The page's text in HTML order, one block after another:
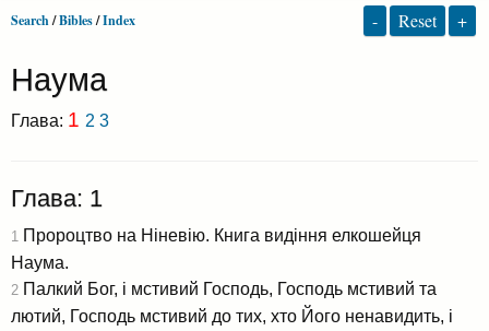
Search/Bibles/Index - Reset +
Наума
Глава: 1 2 3
Глава: 1
1 Пророцтво на Ніневію. Книга видіння елкошейця
Наума.
2 Палкий Бог, і мстивий Господь, Господь мстивий та
лютий, Господь мстивий до тих, хто Його ненавидить, і